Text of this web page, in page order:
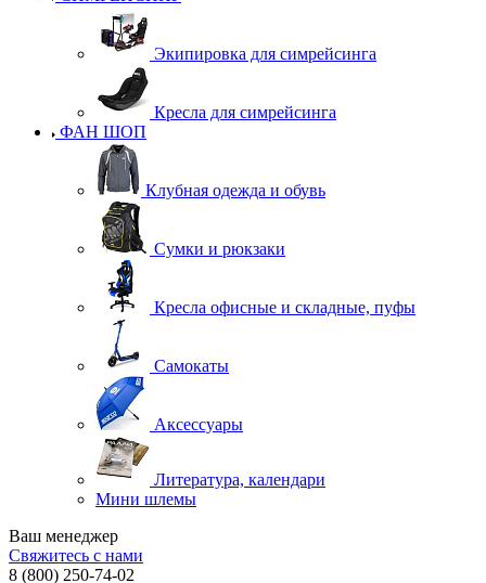
Экипировка для симрейсинга
Кресла для симрейсинга
ФАН ШОП
Клубная одежда и обувь
Сумки и рюкзаки
Кресла офисные и складные, пуфы
Самокаты
Аксессуары
Литература, календари
Мини шлемы
Ваш менеджер
Свяжитесь с нами
8 (800) 250-74-02